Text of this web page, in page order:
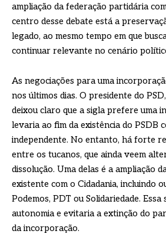
ampliação da federação partidária
centro desse debate está a
legado, ao mesmo tempo em que
continuar relevante no cenário
As negociações para uma
nos últimos dias. O presidente do
deixou claro que a sigla prefere uma
levaria ao fim da existência do PSDB
independente. No entanto, há forte
entre os tucanos, que ainda veem
dissolução. Uma delas é a ampliação
existente com o Cidadania, incluindo
Podemos, PDT ou Solidariedade.
autonomia e evitaria a extinção do
da incorporação.